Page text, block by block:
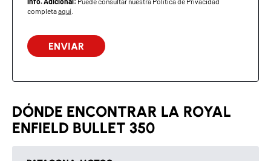
CHASIS Y SUSPENSIÓN
Bastidor
41 mm, recorrido 130 mm
Suspensión trasera
Doble amortiguador con
ajuste de precarga en 6
posiciones
completaaquí
DÓNDE ENCONTRAR LA ROYAL
ENFIELD BULLET 350